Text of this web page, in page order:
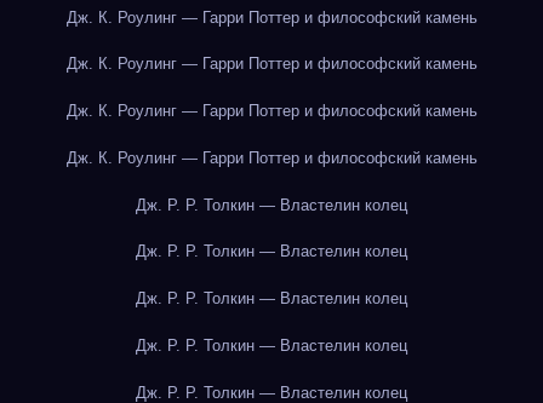
Дж. К. Роулинг — Гарри Поттер и философский камень
Дж. К. Роулинг — Гарри Поттер и философский камень
Дж. К. Роулинг — Гарри Поттер и философский камень
Дж. К. Роулинг — Гарри Поттер и философский камень
Дж. Р. Р. Толкин — Властелин колец
Дж. Р. Р. Толкин — Властелин колец
Дж. Р. Р. Толкин — Властелин колец
Дж. Р. Р. Толкин — Властелин колец
Дж. Р. Р. Толкин — Властелин колец